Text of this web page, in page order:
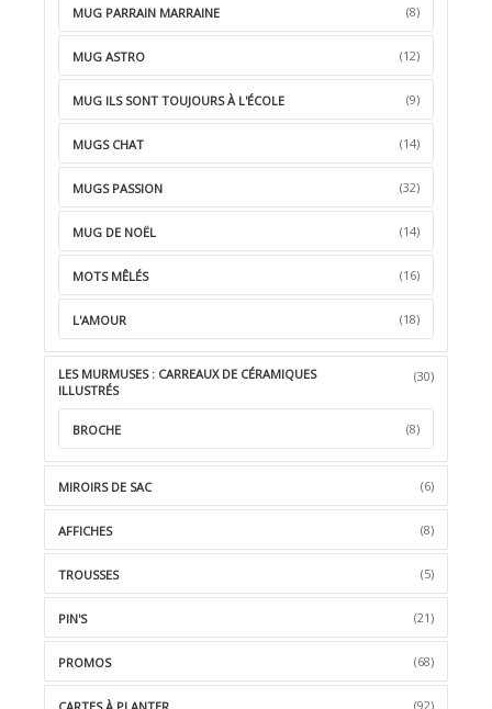
MUG PARRAIN MARRAINE (8)
MUG ASTRO (12)
MUG ILS SONT TOUJOURS À L'ÉCOLE (9)
MUGS CHAT (14)
MUGS PASSION (32)
MUG DE NOËL (14)
MOTS MÊLÉS (16)
L'AMOUR (18)
LES MURMUSES : CARREAUX DE CÉRAMIQUES
ILLUSTRÉS
(30)
BROCHE (8)
MIROIRS DE SAC (6)
AFFICHES (8)
TROUSSES (5)
PIN'S (21)
PROMOS (68)
(92)